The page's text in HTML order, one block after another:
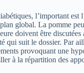
l’important est
global. La pomme
doivent être discutées
qui suit le dossier. Par
provoquant une
à la répartition des